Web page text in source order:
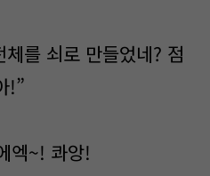
를 쇠로 만들었네? 점
!”
엑~! 콰앙!